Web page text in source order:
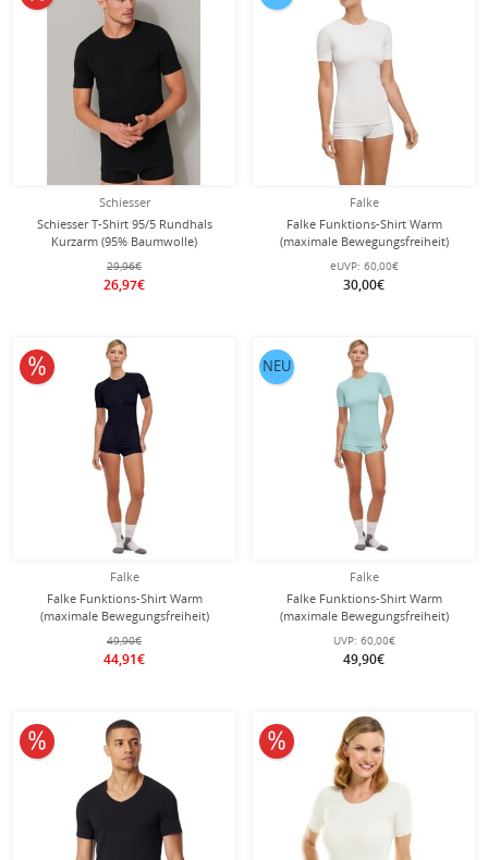
Schiesser
Schiesser T-Shirt 95/5 Rundhals
Kurzarm (95% Baumwolle)
Unterwäsche schwarz Herren - 2er
Pack
29,96€
26,97€
Falke
Falke Funktions-Shirt Warm
(maximale Bewegungsfreiheit)
Kurzarm weiss Damen
eUVP: 60,00€
30,00€
Falke
Falke Funktions-Shirt Warm
(maximale Bewegungsfreiheit)
Kurzarm schwarz Damen
49,90€
44,91€
10% reduziert
Falke
Falke Funktions-Shirt Warm
(maximale Bewegungsfreiheit)
Kurzarm hellblau Damen
UVP: 60,00€
49,90€
NEU
10% reduziert 10% reduziert